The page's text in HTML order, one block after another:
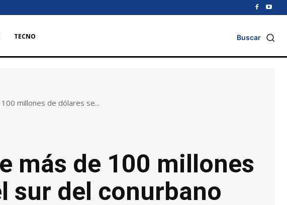
TECNO Buscar
millones de dólares se...
más de 100 millones
sur del conurbano